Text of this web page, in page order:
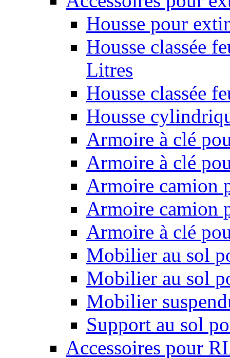
Housse pour
Housse classée
Litres
Housse classée
Housse
Armoire à clé
Armoire à clé
Armoire camion
Armoire camion
Armoire à clé
Mobilier au sol
Mobilier au sol
Mobilier
Support au sol
Accessoires pour